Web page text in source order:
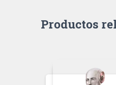
Productos